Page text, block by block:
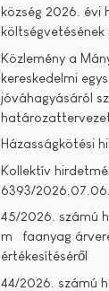
község 2026. évi
Közlemény a
kereskedelmi
jóváhagyásáról
Házasságkötési
Kollektív
6393/2026.07.06.
45/2026. számú
m³ faanyag
értékesítéséről
44/2026. számú